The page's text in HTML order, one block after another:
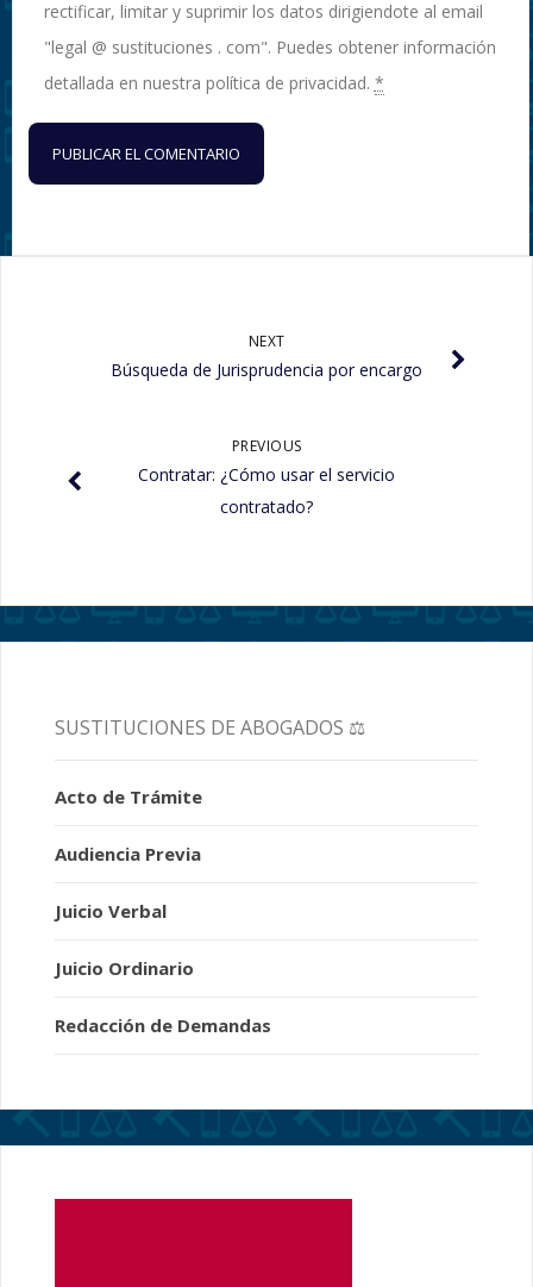
rectificar, limitar y suprimir los datos dirigiendote al email
"legal @ sustituciones . com". Puedes obtener información
detallada en nuestra política de privacidad. *
NEXT
Búsqueda de Jurisprudencia por encargo
PREVIOUS
Contratar: ¿Cómo usar el servicio
contratado?
SUSTITUCIONES DE ABOGADOS ⚖️
Acto de Trámite
Audiencia Previa
Juicio Verbal
Juicio Ordinario
Redacción de Demandas